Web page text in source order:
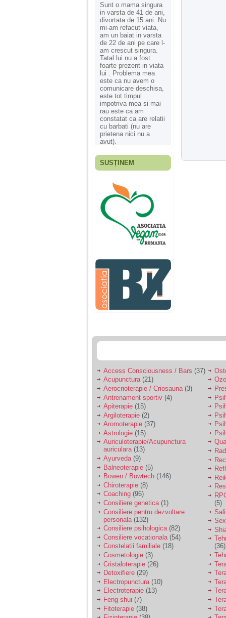
Sunt o mama singura
in varsta de 41 de ani,
divortata de 15 ani. Nu
mi-am refacut viata,
am un baiat in varsta
de 22 de ani pe care l-
am crescut singura.
Tatal lui nu a fost
foarte prezent in viata
lui . Problema mea
este ca nu avem o
comunicare deschisa,
este tot timpul
impotriva mea si mai
rau este ca am
constatat ca are relatii
cu barbati (nu are
prietena nici nu a
avut).
Fiica mea s-a nascut
ani, privind in urma
realizez cat de multe
greseli am facut in
educatia si cresterea
ei, am fost o mama
egoista, preocupata
de implinirea
profesionala, cand ea
era mica am neglijat-
agresiva, orice
greseala era taxata cu
o palma sau pedepse.
De 4 ani am o relatie
serioasa cu un barbat
sa se manifeste o
Ma aflu aici pentru ca
vreau sa stiu daca am
nevoie de un psiholog
sau psihiatru.
Sunt casatorita, am
31 de ani si un copil in
varsta de 2 ani care
mi-e lumina ochilor.
De ceva timp simt ca
mi s-a adunat
oboseala, o oboseala
cronica de care nu pot
scapa si simt ca din
cauza ei nu pot
controla nervii si
cateodata are copilul
de suferit.
Am o bariera peste
care nu pot trece:
prietena mea a ramas
insarcinata cu o fata.
Am fost de comun
acord sa facem un
copil, cu gandul ca e
baiat.
SUSȚINEM
Access Consciousness / Bars (37)
Acupunctura(21)
Aerocrioterapie / Criosauna (3)
Antrenament sportiv (4)
Apiterapie (15)
Argiloterapie (2)
Aromoterapie (37)
Astrologie (15)
Auriculoterapie/Acupunctura
auriculara(13)
Ayurveda(9)
Balneoterapie (5)
Bowen / Bowtech (146)
Chiroterapie (8)
Coaching (96)
Consiliere genetica(1)
Consiliere pentru dezvoltare
personala (132)
Consiliere psihologica(82)
Consiliere vocationala (54)
Constelatii familiale (18)
Cosmetologie (3)
Cristaloterapie (26)
Detoxifiere (29)
Electropunctura (10)
Electroterapie (13)
Feng shui (7)
Fitoterapie (38)
(5)
(36)